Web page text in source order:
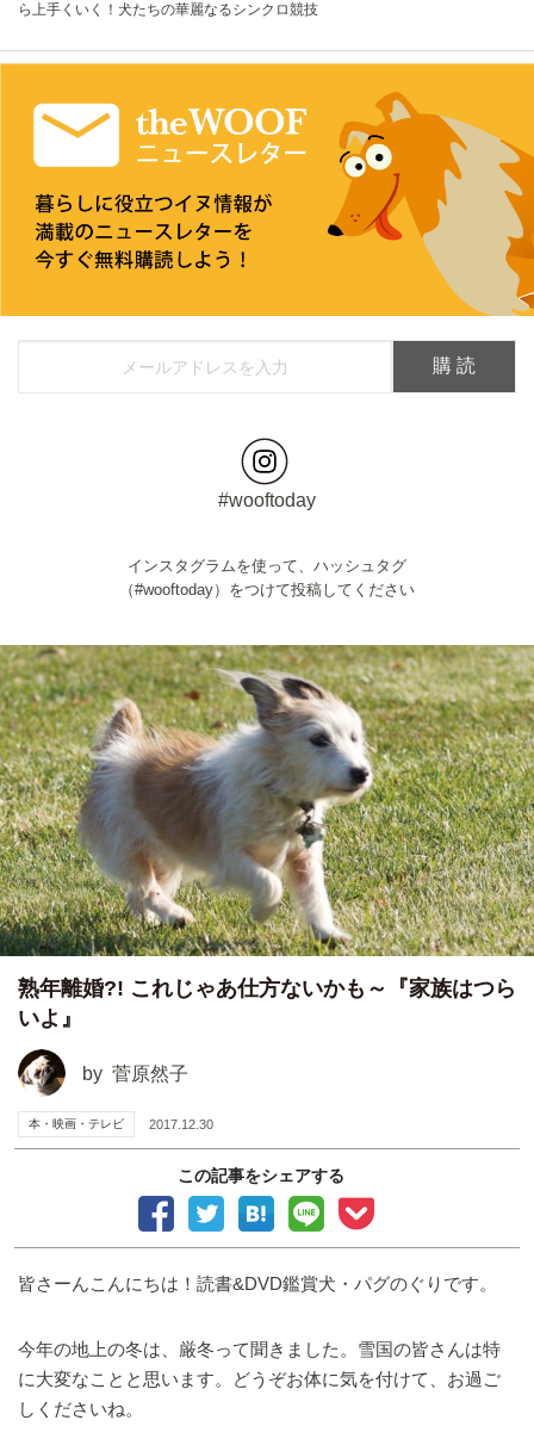
ら上手くいく！犬たちの華麗なるシンクロ競技
#wooftoday
インスタグラムを使って、ハッシュタグ
（#wooftoday）をつけて投稿してください
熟年離婚?! これじゃあ仕方ないかも～『家族はつら
いよ』
by 菅原然子
本・映画・テレビ 2017.12.30
この記事をシェアする
皆さーんこんにちは！読書&DVD鑑賞犬・パグのぐりです。
今年の地上の冬は、厳冬って聞きました。雪国の皆さんは特
に大変なことと思います。どうぞお体に気を付けて、お過ご
しくださいね。